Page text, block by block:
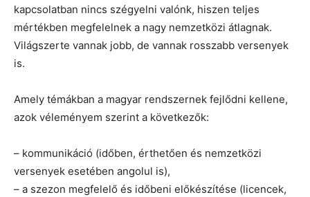
kapcsolatban nincs szégyelni valónk, hiszen teljes
mértékben megfelelnek a nagy nemzetközi átlagnak.
Világszerte vannak jobb, de vannak rosszabb versenyek
is.
Amely témákban a magyar rendszernek fejlődni kellene,
azok véleményem szerint a következők:
– kommunikáció (időben, érthetően és nemzetközi
versenyek esetében angolul is),
– a szezon megfelelő és időbeni előkészítése (licencek,